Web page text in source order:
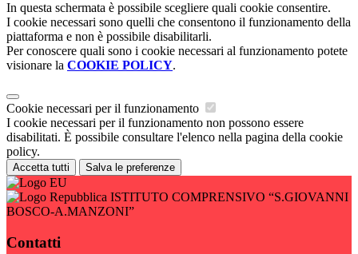
In questa schermata è possibile scegliere quali cookie consentire.
I cookie necessari sono quelli che consentono il funzionamento della
piattaforma e non è possibile disabilitarli.
Per conoscere quali sono i cookie necessari al funzionamento potete
visionare la COOKIE POLICY.
Cookie necessari per il funzionamento
I cookie necessari per il funzionamento non possono essere
disabilitati. È possibile consultare l'elenco nella pagina della cookie
policy.
Accetta tutti Salva le preferenze
ISTITUTO COMPRENSIVO “S.GIOVANNI
BOSCO-A.MANZONI”
Contatti